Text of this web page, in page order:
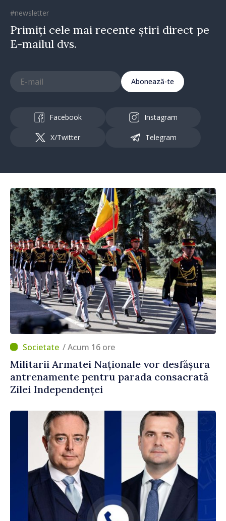
#newsletter
Primiți cele mai recente știri direct pe
E-mailul dvs.
Abonează-te
Facebook Instagram
X/Twitter Telegram
/ Acum 16 ore
Militarii Armatei Naționale vor desfășura
antrenamente pentru parada consacrată
Zilei Independenței